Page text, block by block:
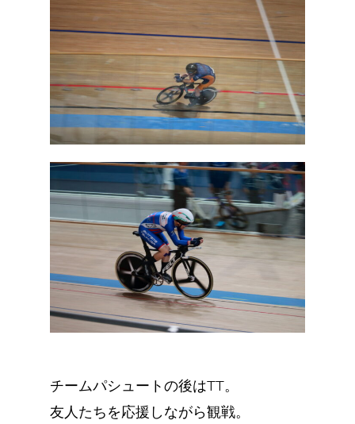
チームパシュートの後はTT。
友人たちを応援しながら観戦。